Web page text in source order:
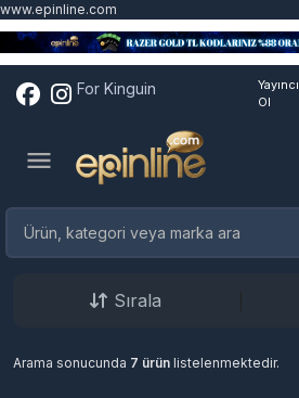
www.epinline.com
For Kinguin
Yayıncı
Ol
Sırala
Arama sonucunda 7 ürün listelenmektedir.